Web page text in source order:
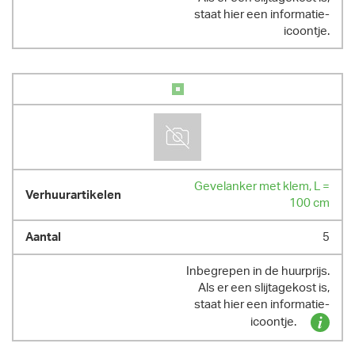
staat hier een informatie-
icoontje.
Gevelanker met klem, L =
100 cm
5
Inbegrepen in de huurprijs.
Als er een slijtagekost is,
staat hier een informatie-
icoontje.